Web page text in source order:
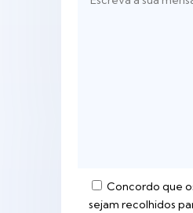
Concordo que
sejam recolhidos